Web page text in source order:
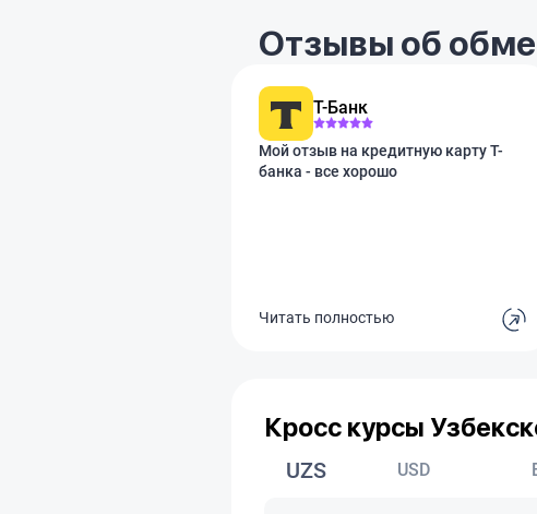
Отзывы об
Т-Банк
Мой отзыв на кредитную карту Т-
банка - все хорошо
Читать полностью
Кросс курсы
UZS USD